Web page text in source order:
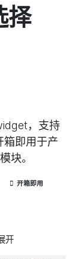
择
，支持
即用于产
块。
开箱即用
开